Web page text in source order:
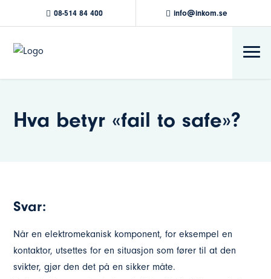
08-514 84 400 info@inkom.se
Hva betyr «fail to safe»?
Svar:
Når en elektromekanisk komponent, for eksempel en
kontaktor, utsettes for en situasjon som fører til at den
svikter, gjør den det på en sikker måte.